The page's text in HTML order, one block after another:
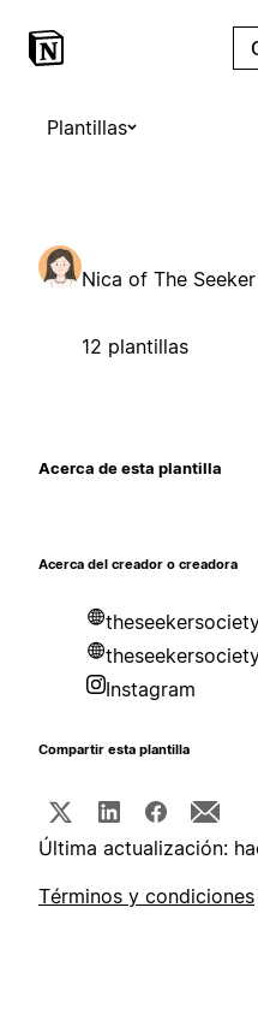
Plantillas
Nica of The
12 plantillas
Acerca de esta plantilla
Acerca del creador o creadora
Instagram
Compartir esta plantilla
Última actualización:
Términos y condiciones